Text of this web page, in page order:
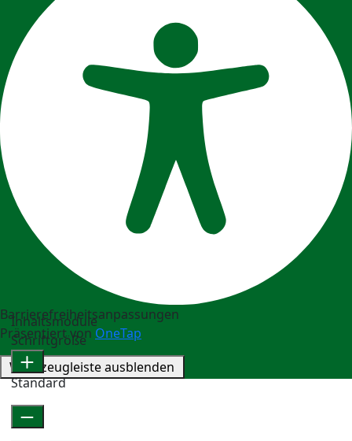
Barrierefreiheitsanpassungen
Präsentiert von OneTap
Werkzeugleiste ausblenden
Inhaltsmodule
Schriftgröße
Standard